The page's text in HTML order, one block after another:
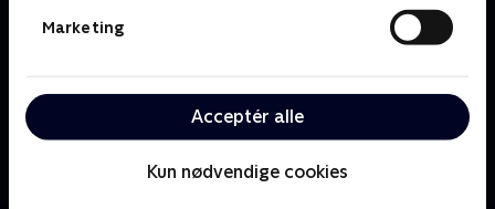
Marketing
Acceptér alle
Kun nødvendige cookies
I 1977 arbejder to PONIES – personer uden
USA's ambassade i Moskva. Da deres mænd dør
under mystiske omstændigheder, kastes de ind i CIA.
Bea er skarp og russisktalende, Twila frygtløs og
handlekraftig. Sammen afslører de en dødelig